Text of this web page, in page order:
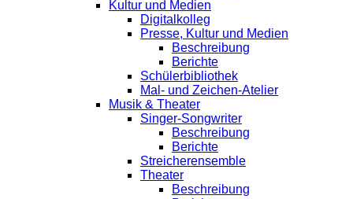
Kultur und Medien
Digitalkolleg
Presse, Kultur und Medien
Beschreibung
Berichte
Schülerbibliothek
Mal- und Zeichen-Atelier
Musik & Theater
Singer-Songwriter
Beschreibung
Berichte
Streicherensemble
Theater
Beschreibung